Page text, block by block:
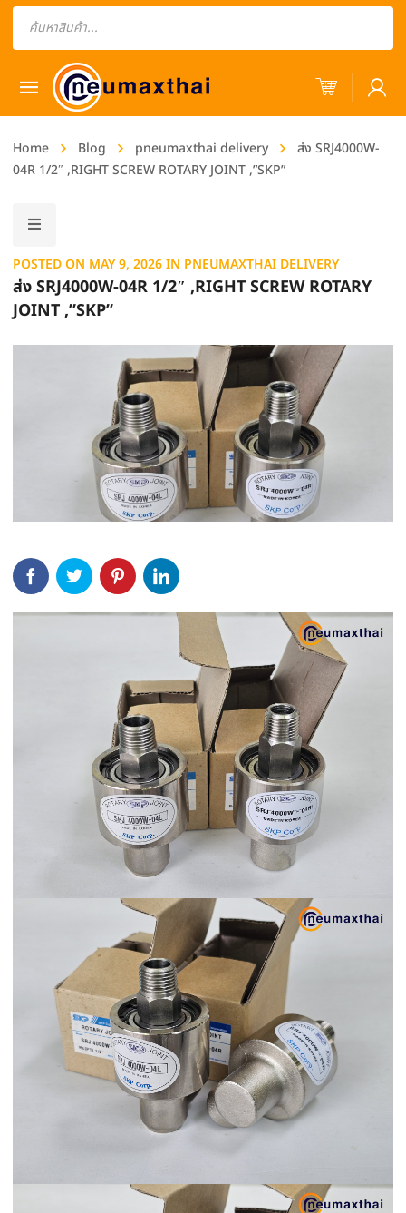
Products
search
Home Blog pneumaxthai delivery
ส่ง SRJ4000W-
04R 1/2″ ,RIGHT SCREW ROTARY JOINT ,”SKP”
POSTED ON MAY 9, 2026IN PNEUMAXTHAI DELIVERY
ส่ง SRJ4000W-04R 1/2″ ,RIGHT SCREW ROTARY
JOINT ,”SKP”